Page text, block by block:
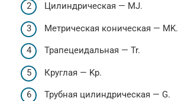
Цилиндрическая — MJ.
Метрическая коническая — MK.
Трапецеидальная — Tr.
Круглая — Kp.
Трубная цилиндрическая — G.